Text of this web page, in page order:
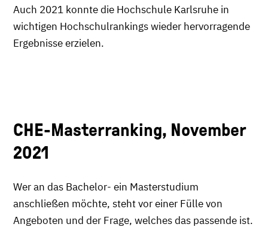
Auch 2021 konnte die Hochschule Karlsruhe in
wichtigen Hochschulrankings wieder hervorragende
Ergebnisse erzielen.
CHE-Masterranking, November
2021
Wer an das Bachelor- ein Masterstudium
anschließen möchte, steht vor einer Fülle von
Angeboten und der Frage, welches das passende ist.